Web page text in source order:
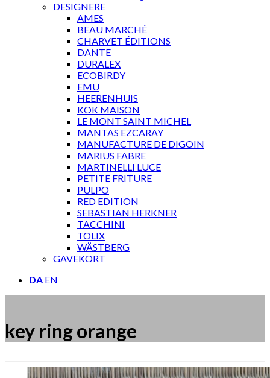
DESIGNERE
AMES
BEAU MARCHÉ
CHARVET ÉDITIONS
DANTE
DURALEX
ECOBIRDY
EMU
HEERENHUIS
KOK MAISON
LE MONT SAINT MICHEL
MANTAS EZCARAY
MANUFACTURE DE DIGOIN
MARIUS FABRE
MARTINELLI LUCE
PETITE FRITURE
PULPO
RED EDITION
SEBASTIAN HERKNER
TACCHINI
TOLIX
WÄSTBERG
GAVEKORT
DA EN
key ring orange
Måske kunne nogle af disse produkter have din